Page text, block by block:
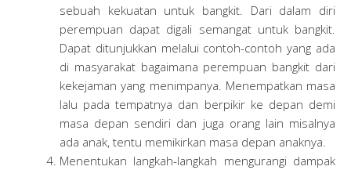
sebuah kekuatan untuk bangkit. Dari dalam diri
perempuan dapat digali semangat untuk bangkit.
Dapat ditunjukkan melalui contoh-contoh yang ada
di masyarakat bagaimana perempuan bangkit dari
kekejaman yang menimpanya. Menempatkan masa
lalu pada tempatnya dan berpikir ke depan demi
masa depan sendiri dan juga orang lain misalnya
ada anak, tentu memikirkan masa depan anaknya.
Menentukan langkah-langkah mengurangi dampak